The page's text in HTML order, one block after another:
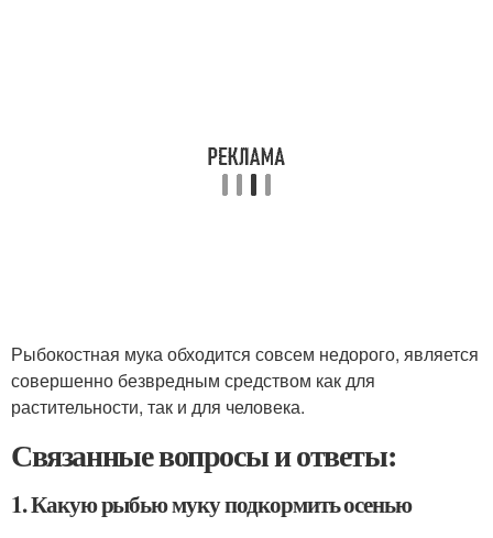
Рыбокостная мука обходится совсем недорого, является
совершенно безвредным средством как для
растительности, так и для человека.
Связанные вопросы и ответы:
1. Какую рыбью муку подкормить осенью